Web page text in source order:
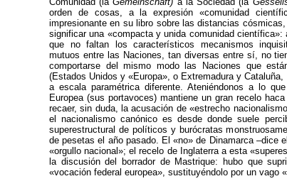
orden de cosas, a la expresión «comunidad
impresionante en su libro sobre las distancias
significar una «compacta y unida comunidad
que no faltan los característicos mecanismos
mutuos entre las Naciones, tan diversas entre sí, no
comportarse del mismo modo las Naciones que
(Estados Unidos y «Europa», o Extremadura y
a escala paramétrica diferente. Ateniéndonos a lo
Europea (sus portavoces) mantiene un gran recelo
recaer, sin duda, la acusación de «estrecho
el nacionalismo canónico es desde donde suele
superestructural de políticos y burócratas
de pesetas el año pasado. El «no» de Dinamarca –dice
«orgullo nacional»; el recelo de Inglaterra a esta
la discusión del borrador de Mastrique: hubo que
«vocación federal europea», sustituyéndolo por un vago